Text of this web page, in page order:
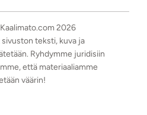
2026
teksti, kuva ja
Ryhdymme juridisiin
että materiaaliamme
väärin!